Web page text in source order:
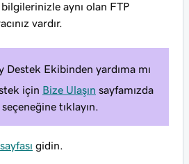
aynı olan FTP
vardır.
Destek Ekibinden yardıma mı
için Bize Ulaşın sayfamızda
seçeneğine tıklayın.
gidin.